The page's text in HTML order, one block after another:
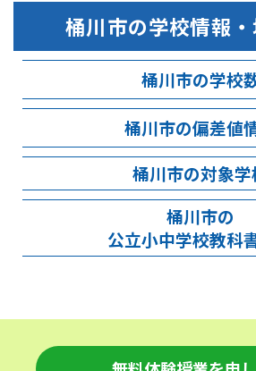
桶川市の学校情報
桶川市の学校
桶川市の偏差値
桶川市の対象学
桶川市の
公立小中学校教科